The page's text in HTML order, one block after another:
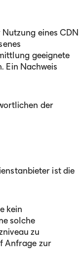
eines CDN
geeignete
Ein Nachweis
der
ist die
kein
solche
zu
Anfrage zur